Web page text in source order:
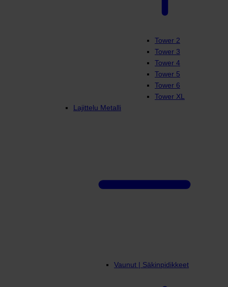
Tower 2
Tower 3
Tower 4
Tower 5
Tower 6
Tower XL
Lajittelu Metalli
Vaunut | Säkinpidikkeet